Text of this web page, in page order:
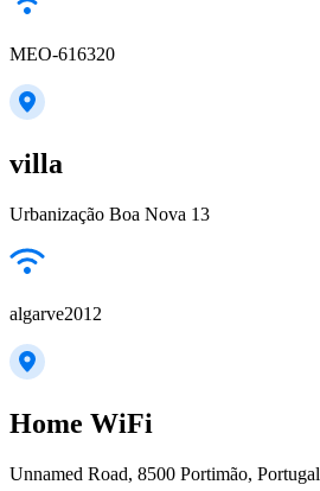
MEO-616320
villa
Urbanização Boa Nova 13
algarve2012
Home WiFi
Unnamed Road, 8500 Portimão, Portugal